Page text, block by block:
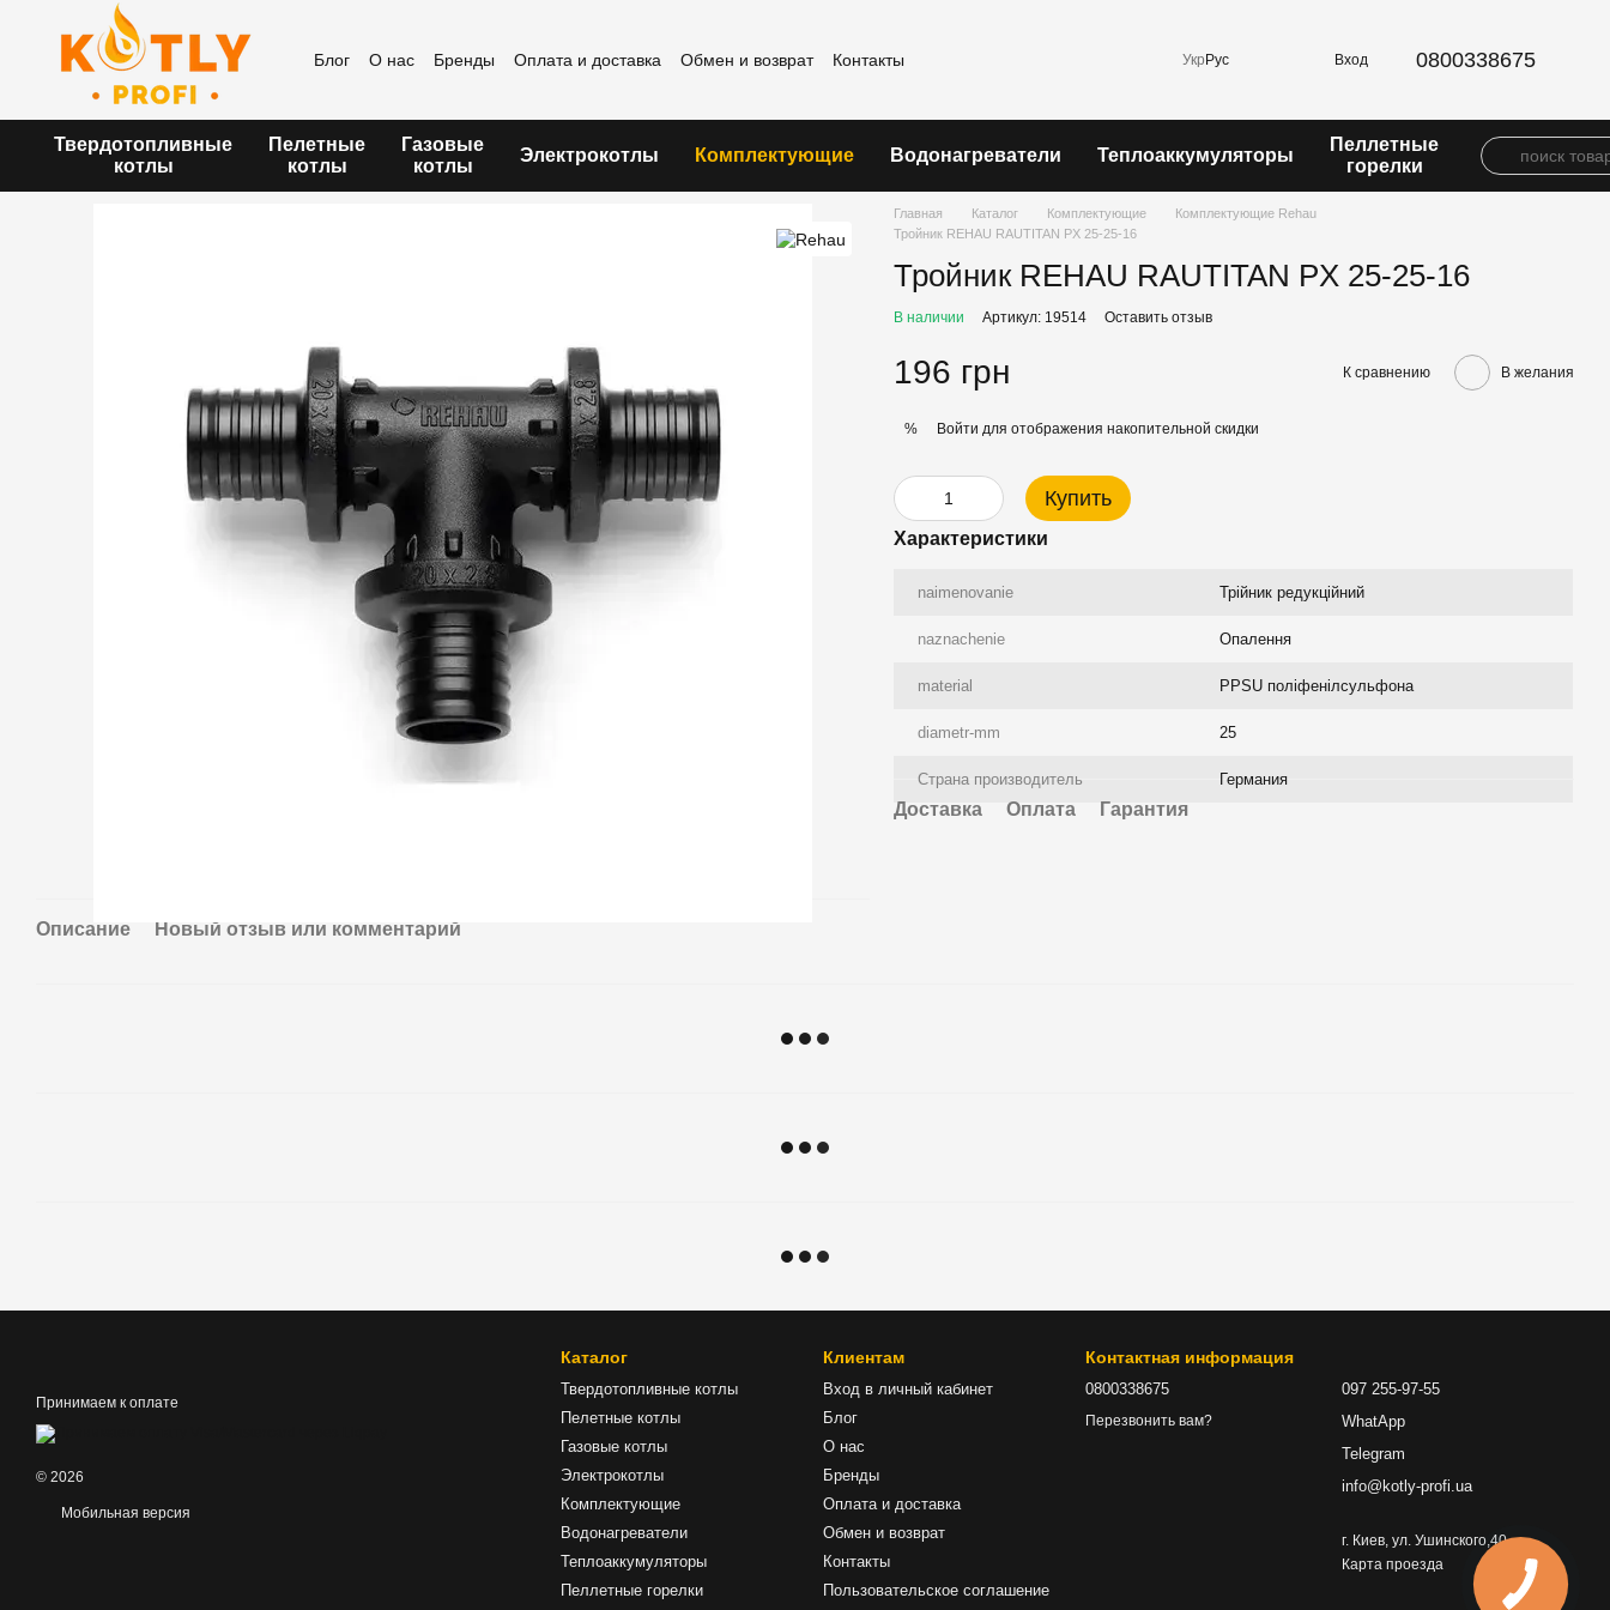
Перейти к основному контенту
Блог О нас Бренды Оплата и доставка Обмен и возврат
Контакты
Укр Рус Вход 0800338675
Твердотопливные
котлы
Пелетные
котлы
Газовые
котлы
Электрокотлы Комплектующие Водонагреватели Теплоаккумуляторы
Пеллетные
горелки
Описание Новый отзыв или комментарий
Главная Каталог Комплектующие
Комплектующие Rehau
Тройник REHAU RAUTITAN PX 25-25-16
Тройник REHAU RAUTITAN PX 25-25-16
В наличии Артикул: 19514 Оставить отзыв
196 грн К сравнению В желания
% Войти для отображения накопительной скидки
Купить
Характеристики
naimenovanie Трійник редукційний
naznachenie Опалення
material PPSU поліфенілсульфона
diametr-mm 25
Страна производитель Германия
Доставка Оплата Гарантия
Принимаем к оплате
© 2026
Мобильная версия
Каталог
Твердотопливные котлы
Пелетные котлы
Газовые котлы
Электрокотлы
Комплектующие
Водонагреватели
Теплоаккумуляторы
Пеллетные горелки
Клиентам
Вход в личный кабинет
Блог
О нас
Бренды
Оплата и доставка
Обмен и возврат
Контакты
Пользовательское соглашение
Контактная информация
0800338675
Перезвонить вам?
097 255-97-55
WhatApp
Telegram
info@kotly-profi.ua
г. Киев, ул. Ушинского,40
Карта проезда